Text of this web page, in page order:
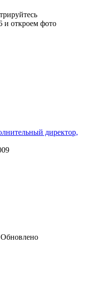
и откроем фото
директор,
Обновлено